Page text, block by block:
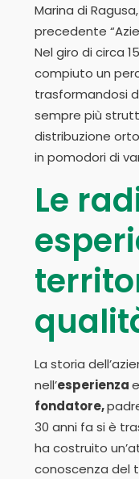
Marina di
precedente
Nel giro di circa
compiuto un
trasformandosi
sempre più
distribuzione
in pomodori di
Le
La storia
nell’esperienza
fondatore,
30 anni fa si è
ha costruito
conoscenza del